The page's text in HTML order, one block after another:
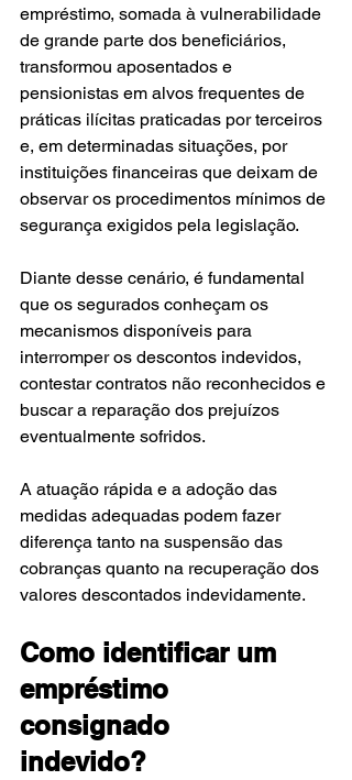
empréstimo, somada à vulnerabilidade
de grande parte dos beneficiários,
transformou aposentados e
pensionistas em alvos frequentes de
práticas ilícitas praticadas por terceiros
e, em determinadas situações, por
instituições financeiras que deixam de
observar os procedimentos mínimos de
segurança exigidos pela legislação.
Diante desse cenário, é fundamental
que os segurados conheçam os
mecanismos disponíveis para
interromper os descontos indevidos,
contestar contratos não reconhecidos e
buscar a reparação dos prejuízos
eventualmente sofridos.
A atuação rápida e a adoção das
medidas adequadas podem fazer
diferença tanto na suspensão das
cobranças quanto na recuperação dos
valores descontados indevidamente.
Como identificar um
empréstimo
consignado
indevido?